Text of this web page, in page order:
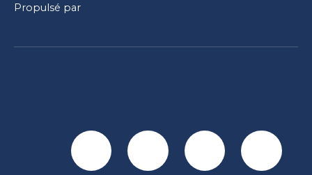
Propulsé par